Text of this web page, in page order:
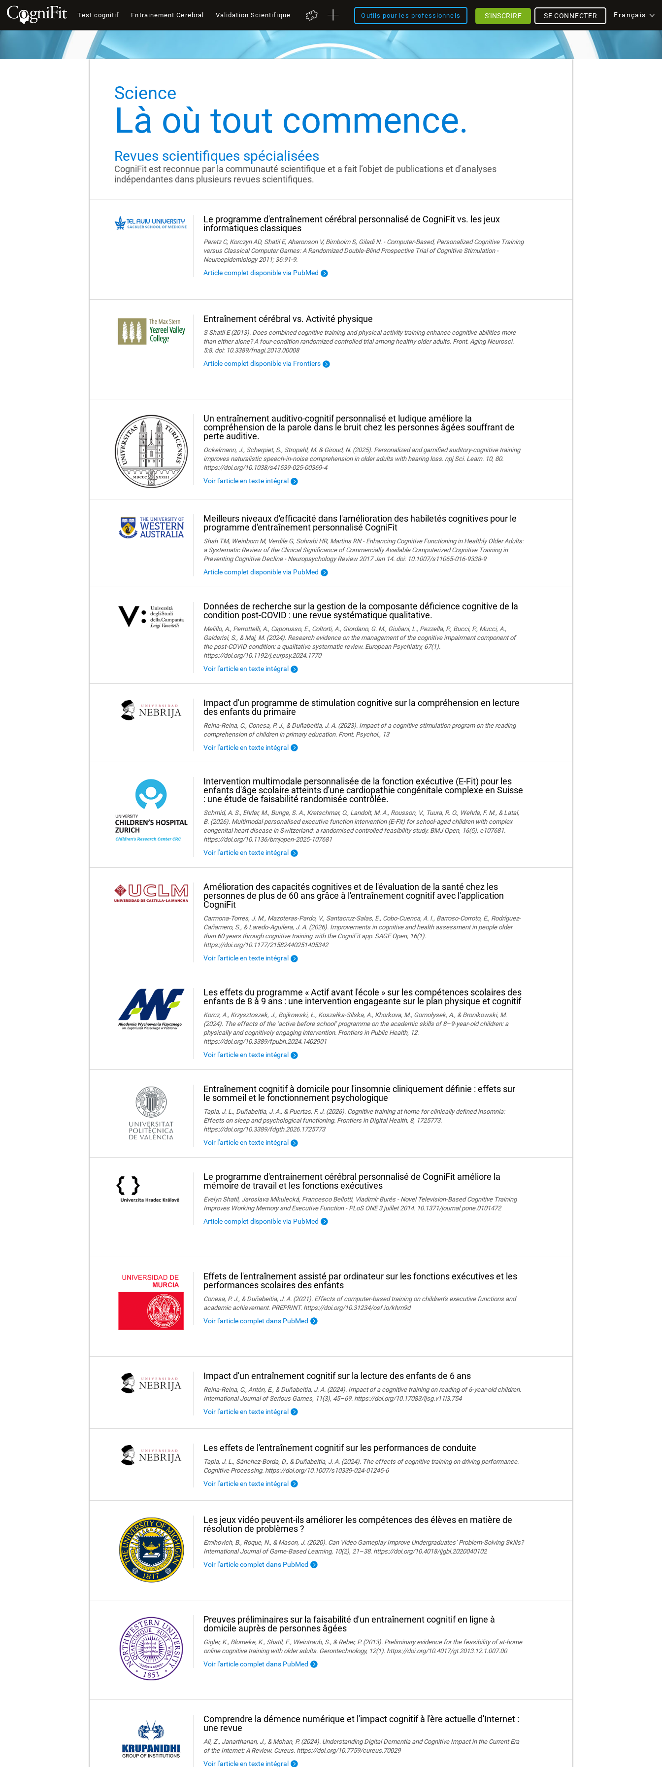
Test cognitif Entrainement Cerebral Validation Scientifique Outils pour les professionnels Français
SE CONNECTER
S'INSCRIRE
Science
Là où tout commence.
Revues scientifiques spécialisées
CogniFit est reconnue par la communauté scientifique et a fait l’objet de publications et d'analyses
indépendantes dans plusieurs revues scientifiques.
Le programme d'entraînement cérébral personnalisé de CogniFit vs. les jeux
informatiques classiques
Peretz C, Korczyn AD, Shatil E, Aharonson V, Birnboim S, Giladi N. - Computer-Based, Personalized Cognitive Training
versus Classical Computer Games: A Randomized Double-Blind Prospective Trial of Cognitive Stimulation -
Neuroepidemiology 2011; 36:91-9.
Article complet disponible via PubMed
Entraînement cérébral vs. Activité physique
S Shatil E (2013). Does combined cognitive training and physical activity training enhance cognitive abilities more
than either alone? A four-condition randomized controlled trial among healthy older adults. Front. Aging Neurosci.
5:8. doi: 10.3389/fnagi.2013.00008
Article complet disponible via Frontiers
Un entraînement auditivo-cognitif personnalisé et ludique améliore la
compréhension de la parole dans le bruit chez les personnes âgées souffrant de
perte auditive.
Ockelmann, J., Scherpiet, S., Stropahl, M. & Giroud, N. (2025). Personalized and gamified auditory-cognitive training
improves naturalistic speech-in-noise comprehension in older adults with hearing loss. npj Sci. Learn. 10, 80.
https://doi.org/10.1038/s41539-025-00369-4
Voir l'article en texte intégral
Meilleurs niveaux d'efficacité dans l'amélioration des habiletés cognitives pour le
programme d'entraînement personnalisé CogniFit
Shah TM, Weinborn M, Verdile G, Sohrabi HR, Martins RN - Enhancing Cognitive Functioning in Healthly Older Adults:
a Systematic Review of the Clinical Significance of Commercially Available Computerized Cognitive Training in
Preventing Cognitive Decline - Neuropsychology Review 2017 Jan 14. doi: 10.1007/s11065-016-9338-9
Article complet disponible via PubMed
Données de recherche sur la gestion de la composante déficience cognitive de la
condition post-COVID : une revue systématique qualitative.
Melillo, A., Perrottelli, A., Caporusso, E., Coltorti, A., Giordano, G. M., Giuliani, L., Pezzella, P., Bucci, P., Mucci, A.,
Galderisi, S., & Maj, M. (2024). Research evidence on the management of the cognitive impairment component of
the post-COVID condition: a qualitative systematic review. European Psychiatry, 67(1).
https://doi.org/10.1192/j.eurpsy.2024.1770
Voir l'article en texte intégral
Impact d'un programme de stimulation cognitive sur la compréhension en lecture
des enfants du primaire
Reina-Reina, C., Conesa, P. J., & Duñabeitia, J. A. (2023). Impact of a cognitive stimulation program on the reading
comprehension of children in primary education. Front. Psychol., 13
Voir l'article en texte intégral
Intervention multimodale personnalisée de la fonction exécutive (E-Fit) pour les
enfants d'âge scolaire atteints d'une cardiopathie congénitale complexe en Suisse
: une étude de faisabilité randomisée contrôlée.
Schmid, A. S., Ehrler, M., Bunge, S. A., Kretschmar, O., Landolt, M. A., Rousson, V., Tuura, R. O., Wehrle, F. M., & Latal,
B. (2026). Multimodal personalised executive function intervention (E-Fit) for school-aged children with complex
congenital heart disease in Switzerland: a randomised controlled feasibility study. BMJ Open, 16(5), e107681.
https://doi.org/10.1136/bmjopen-2025-107681
Voir l'article en texte intégral
Amélioration des capacités cognitives et de l'évaluation de la santé chez les
personnes de plus de 60 ans grâce à l'entraînement cognitif avec l'application
CogniFit
Carmona-Torres, J. M., Mazoteras-Pardo, V., Santacruz-Salas, E., Cobo-Cuenca, A. I., Barroso-Corroto, E., Rodríguez-
Cañamero, S., & Laredo-Aguilera, J. A. (2026). Improvements in cognitive and health assessment in people older
than 60 years through cognitive training with the CogniFit app. SAGE Open, 16(1).
https://doi.org/10.1177/21582440251405342
Voir l'article en texte intégral
Les effets du programme « Actif avant l'école » sur les compétences scolaires des
enfants de 8 à 9 ans : une intervention engageante sur le plan physique et cognitif
Korcz, A., Krzysztoszek, J., Bojkowski, Ł., Koszałka-Silska, A., Khorkova, M., Gomołysek, A., & Bronikowski, M.
(2024). The effects of the ‘active before school’ programme on the academic skills of 8–9-year-old children: a
physically and cognitively engaging intervention. Frontiers in Public Health, 12.
https://doi.org/10.3389/fpubh.2024.1402901
Voir l'article en texte intégral
Entraînement cognitif à domicile pour l'insomnie cliniquement définie : effets sur
le sommeil et le fonctionnement psychologique
Tapia, J. L., Duñabeitia, J. A., & Puertas, F. J. (2026). Cognitive training at home for clinically defined insomnia:
Effects on sleep and psychological functioning. Frontiers in Digital Health, 8, 1725773.
https://doi.org/10.3389/fdgth.2026.1725773
Voir l'article en texte intégral
Le programme d'entrainement cérébral personnalisé de CogniFit améliore la
mémoire de travail et les fonctions exécutives
Evelyn Shatil, Jaroslava Mikulecká, Francesco Bellotti, Vladimír Burěs - Novel Television-Based Cognitive Training
Improves Working Memory and Executive Function - PLoS ONE 3 juillet 2014. 10.1371/journal.pone.0101472
Article complet disponible via PubMed
Effets de l'entraînement assisté par ordinateur sur les fonctions exécutives et les
performances scolaires des enfants
Conesa, P. J., & Duñabeitia, J. A. (2021). Effects of computer-based training on children’s executive functions and
academic achievement. PREPRINT. https://doi.org/10.31234/osf.io/khm9d
Voir l'article complet dans PubMed
Impact d'un entraînement cognitif sur la lecture des enfants de 6 ans
Reina-Reina, C., Antón, E., & Duñabeitia, J. A. (2024). Impact of a cognitive training on reading of 6-year-old children.
International Journal of Serious Games, 11(3), 45–69. https://doi.org/10.17083/ijsg.v11i3.754
Voir l'article en texte intégral
Les effets de l'entraînement cognitif sur les performances de conduite
Tapia, J. L., Sánchez-Borda, D., & Duñabeitia, J. A. (2024). The effects of cognitive training on driving performance.
Cognitive Processing. https://doi.org/10.1007/s10339-024-01245-6
Voir l'article en texte intégral
Les jeux vidéo peuvent-ils améliorer les compétences des élèves en matière de
résolution de problèmes ?
Emihovich, B., Roque, N., & Mason, J. (2020). Can Video Gameplay Improve Undergraduates’ Problem-Solving Skills?
International Journal of Game-Based Learning, 10(2), 21–38. https://doi.org/10.4018/ijgbl.2020040102
Voir l'article complet dans PubMed
Preuves préliminaires sur la faisabilité d'un entraînement cognitif en ligne à
domicile auprès de personnes âgées
Gigler, K., Blomeke, K., Shatil, E., Weintraub, S., & Reber, P. (2013). Preliminary evidence for the feasibility of at-home
online cognitive training with older adults. Gerontechnology, 12(1). https://doi.org/10.4017/gt.2013.12.1.007.00
Voir l'article complet dans PubMed
Comprendre la démence numérique et l'impact cognitif à l'ère actuelle d'Internet :
une revue
Ali, Z., Janarthanan, J., & Mohan, P. (2024). Understanding Digital Dementia and Cognitive Impact in the Current Era
of the Internet: A Review. Cureus. https://doi.org/10.7759/cureus.70029
Voir l'article en texte intégral